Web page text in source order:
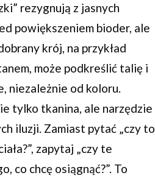
rezygnują z jasnych
powiększeniem bioder, ale
krój, na przykład
może podkreślić talię i
niezależnie od koloru.
tylko tkanina, ale narzędzie
iluzji. Zamiast pytać „czy to
zapytaj „czy te
co chcę osiągnąć?”. To